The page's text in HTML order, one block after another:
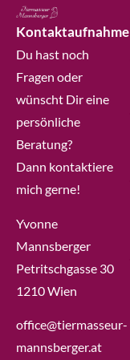
Kontaktaufnahme
Du hast noch
Fragen oder
wünscht Dir eine
persönliche
Beratung?
Dann kontaktiere
mich gerne!
Yvonne
Mannsberger
Petritschgasse 30
1210 Wien
office@tiermasseur-
mannsberger.at